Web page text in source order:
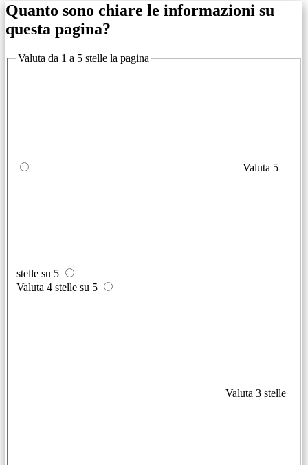
Quanto sono chiare le informazioni su
questa pagina?
Valuta da 1 a 5 stelle la pagina
Valuta 5
stelle su 5
Valuta 4 stelle su 5
Valuta 3 stelle